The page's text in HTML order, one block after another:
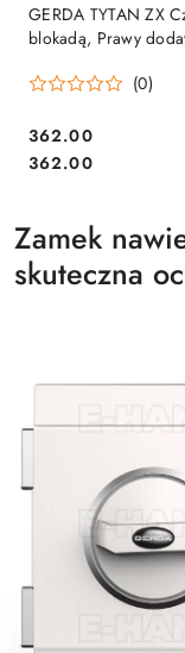
GERDA TYTAN ZX
blokadą, Prawy
(0)
Cena:
362.00
Cena:
362.00
Zamek
skuteczna